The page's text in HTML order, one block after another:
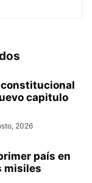
capitulo
2026
país en
misiles